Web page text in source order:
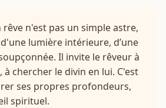
rêve n'est pas un simple astre,
lumière intérieure, d’une
Il invite le rêveur à
à chercher le divin en lui. C'est
ses propres profondeurs,
spirituel.